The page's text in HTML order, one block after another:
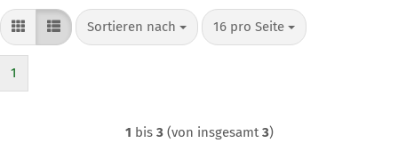
Sortieren nach
Sortieren nach 16 pro Seite
pro Seite
1
1 bis 3(von insgesamt3)